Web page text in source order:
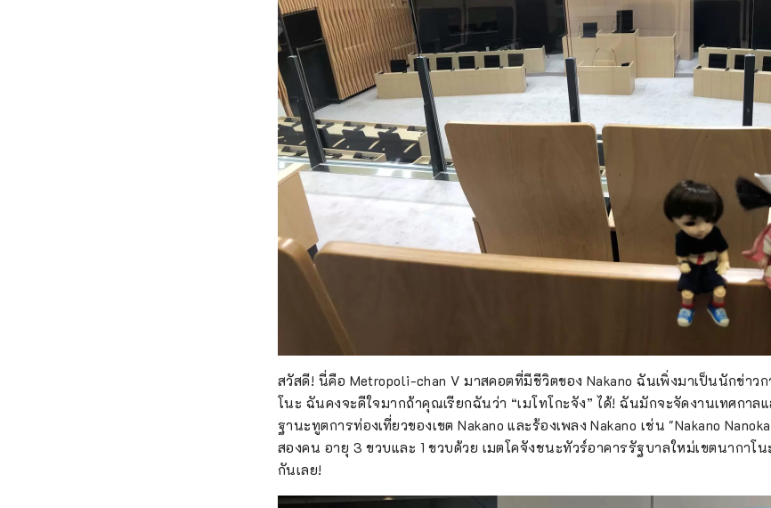
สวัสดี! นี่คือ Metropoli-chan V มาสคอตที่มีชีวิตของ Nakano ฉันเพิ่งมาเป็นนักข่าว
โนะ ฉันคงจะดีใจมากถ้าคุณเรียกฉันว่า “เมโทโกะจัง” ได้! ฉันมักจะจัดงานเทศกาล
ฐานะทูตการท่องเที่ยวของเขต Nakano และร้องเพลง Nakano เช่น "Nakano
สองคน อายุ 3 ขวบและ 1 ขวบด้วย เมตโคจังชนะทัวร์อาคารรัฐบาลใหม่เขตนากาโน
กันเลย!